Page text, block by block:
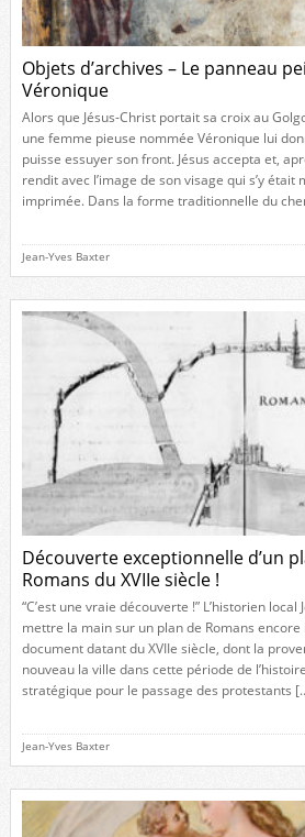
Objets d’archives – Le panneau
Véronique
Alors que Jésus-Christ portait sa croix au
une femme pieuse nommée Véronique lui
puisse essuyer son front. Jésus accepta et,
rendit avec l’image de son visage qui s’y
imprimée. Dans la forme traditionnelle du
Jean-Yves Baxter
Découverte exceptionnelle d’un
Romans du XVIIe siècle !
“C’est une vraie découverte !” L’historien
mettre la main sur un plan de Romans
document datant du XVIIe siècle, dont la
nouveau la ville dans cette période de
stratégique pour le passage des protestants
Jean-Yves Baxter